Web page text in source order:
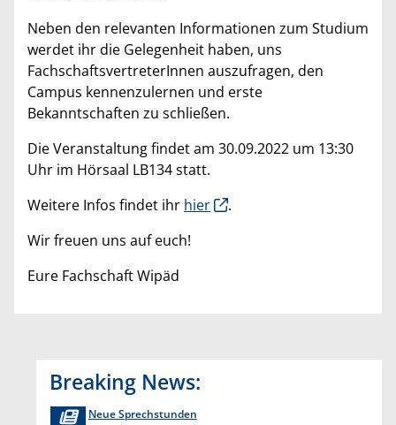
Neben den relevanten Informationen zum Studium
werdet ihr die Gelegenheit haben, uns
FachschaftsvertreterInnen auszufragen, den
Campus kennenzulernen und erste
Bekanntschaften zu schließen.
Die Veranstaltung findet am 30.09.2022 um 13:30
Uhr im Hörsaal LB134 statt.
Weitere Infos findet ihr hier
.
Wir freuen uns auf euch!
Eure Fachschaft Wipäd
Breaking News:
Neue Sprechstunden